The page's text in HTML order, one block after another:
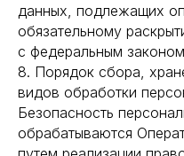
данных, подлежащих
обязательному
с федеральным
8. Порядок сбора,
видов обработки
Безопасность
обрабатываются